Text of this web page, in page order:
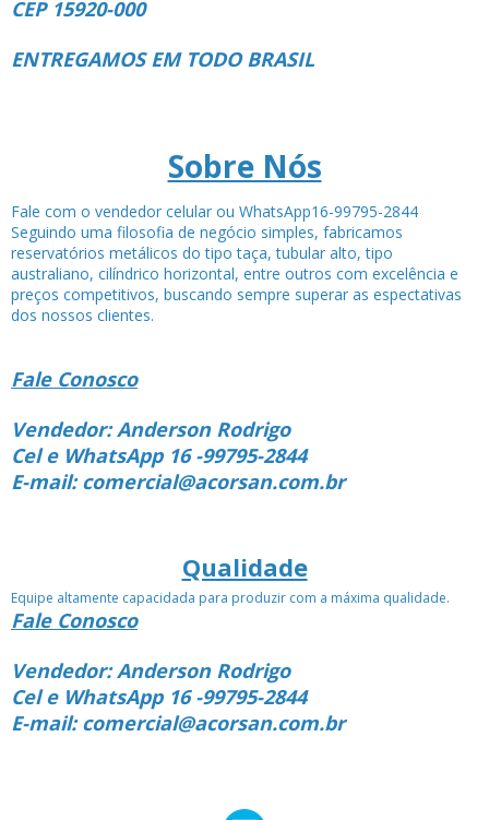
CEP 15920-000
ENTREGAMOS EM TODO BRASIL
Sobre Nós
Fale com o vendedor celular ou WhatsApp16-99795-2844
Seguindo uma filosofia de negócio simples, fabricamos
reservatórios metálicos do tipo taça, tubular alto, tipo
australiano, cilíndrico horizontal, entre outros com excelência e
preços competitivos, buscando sempre superar as espectativas
dos nossos clientes.
Fale Conosco
Vendedor: Anderson Rodrigo
Cel e WhatsApp 16 -99795-2844
E-mail: comercial@acorsan.com.br
Qualidade
Equipe altamente capacidada para produzir com a máxima qualidade.
Fale Conosco
Vendedor: Anderson Rodrigo
Cel e WhatsApp 16 -99795-2844
E-mail: comercial@acorsan.com.br